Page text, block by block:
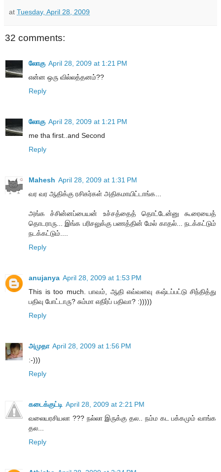
at Tuesday, April 28, 2009
32 comments:
லோகு April 28, 2009 at 1:21 PM
என்ன ஒரு வில்லத்தனம்??
Reply
லோகு April 28, 2009 at 1:21 PM
me tha first..and Second
Reply
Mahesh April 28, 2009 at 1:31 PM
வர வர ஆதிக்கு ரசிகர்கள் அதிகமாயிட்டாங்க...
அங்க ச்சின்னப்பையன் உச்சத்தைத் தொட்டேன்னு கூரையைத்
தொடராரு... இங்க பரிசலுக்கு பணத்தின் மேல் காதல்... நடக்கட்டும்
நடக்கட்டும்....
Reply
anujanya April 28, 2009 at 1:53 PM
This is too much. பாவம், ஆதி எவ்வளவு கஷ்டப்பட்டு சிந்தித்து
பதிவு போட்டாரு? சும்மா எதிர்ப் பதிவா? :)))))
Reply
அமுதா April 28, 2009 at 1:56 PM
:-)))
Reply
கடைக்குட்டி April 28, 2009 at 2:21 PM
வலையரசியலா ??? நல்லா இருக்கு தல.. நம்ம கட பக்கமும் வாங்க
தல...
Reply